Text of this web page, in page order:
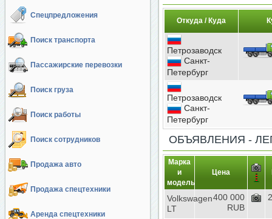
Спецпредложения
Поиск транспорта
Пассажирские перевозки
Поиск груза
Поиск работы
Поиск сотрудников
Продажа авто
Продажа спецтехники
Аренда спецтехники
Откуда / Куда
Петрозаводск
Санкт-
Петербург
Петрозаводск
Санкт-
Петербург
ОБЪЯВЛЕНИЯ -
Марка
и
модель
Цена
Volkswagen
LT
400 000
RUB